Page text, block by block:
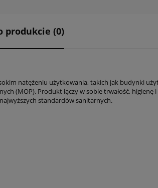
produkcie (0)
natężeniu użytkowania, takich jak budynki
(MOP). Produkt łączy w sobie trwałość, higienę i
standardów sanitarnych.